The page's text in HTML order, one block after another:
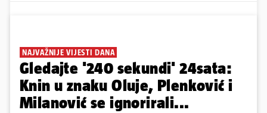
NAJVAŽNIJE VIJESTI DANA
Gledajte '240 sekundi' 24sata:
Knin u znaku Oluje, Plenković i
Milanović se ignorirali...